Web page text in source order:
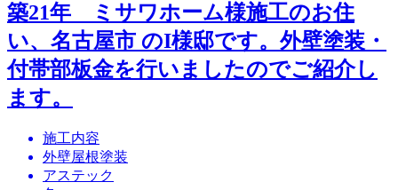
築21年 ミサワホーム様施工のお住
い、名古屋市 のI様邸です。外壁塗装・
付帯部板金を行いましたのでご紹介し
ます。
施工内容
外壁屋根塗装
アステック